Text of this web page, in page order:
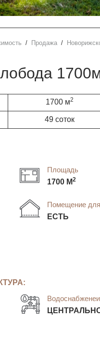
Продажа
1700 м2
49 соток
Площадь
1700 М2
Помещение
ЕСТЬ